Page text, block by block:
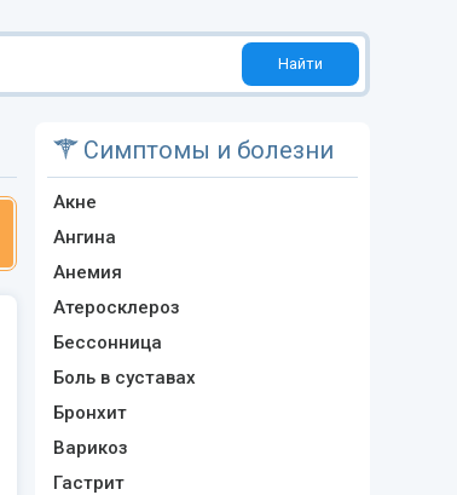
Найти
Симптомы и болезни
Акне
Ангина
Анемия
Атеросклероз
Бессонница
Боль в суставах
Бронхит
Варикоз
Гастрит